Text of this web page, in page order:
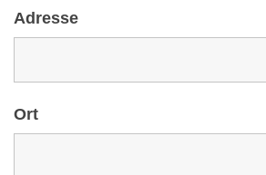
Adresse
Ort